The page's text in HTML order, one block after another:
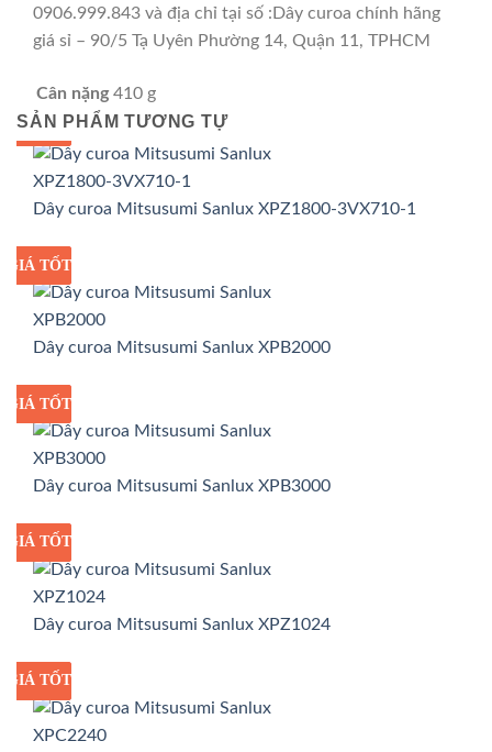
0906.999.843 và địa chỉ tại số :Dây curoa chính hãng
giá sỉ – 90/5 Tạ Uyên Phường 14, Quận 11, TPHCM
Cân nặng 410 g
SẢN PHẨM TƯƠNG TỰ
GIÁ SỈ
GIÁ TỐT
Dây curoa Mitsusumi Sanlux XPZ1800-3VX710-1
GIÁ SỈ
GIÁ TỐT
Dây curoa Mitsusumi Sanlux XPB2000
GIÁ SỈ
GIÁ TỐT
Dây curoa Mitsusumi Sanlux XPB3000
GIÁ SỈ
GIÁ TỐT
Dây curoa Mitsusumi Sanlux XPZ1024
GIÁ SỈ
GIÁ TỐT